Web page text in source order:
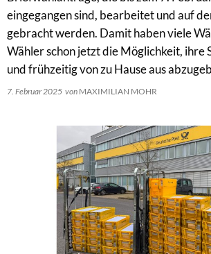
eingegangen sind, bearbeitet und auf
gebracht werden. Damit haben viele
Wähler schon jetzt die Möglichkeit, ihre
und frühzeitig von zu Hause aus
7. Februar 2025 von MAXIMILIAN MOHR